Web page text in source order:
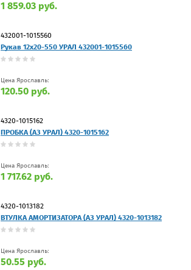
1 859.03 руб.
432001-1015560
Рукав 12х20-550 УРАЛ 432001-1015560
Цена Ярославль:
120.50 руб.
4320-1015162
ПРОБКА (АЗ УРАЛ) 4320-1015162
Цена Ярославль:
1 717.62 руб.
4320-1013182
ВТУЛКА АМОРТИЗАТОРА (АЗ УРАЛ) 4320-1013182
Цена Ярославль:
50.55 руб.